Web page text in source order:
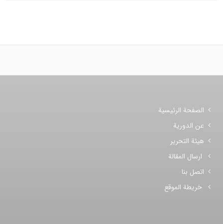
الصفحة الرئيسية
عن الدورية
هيئة التحرير
ارسال المقالة
اتصل بنا
خريطة الموقع